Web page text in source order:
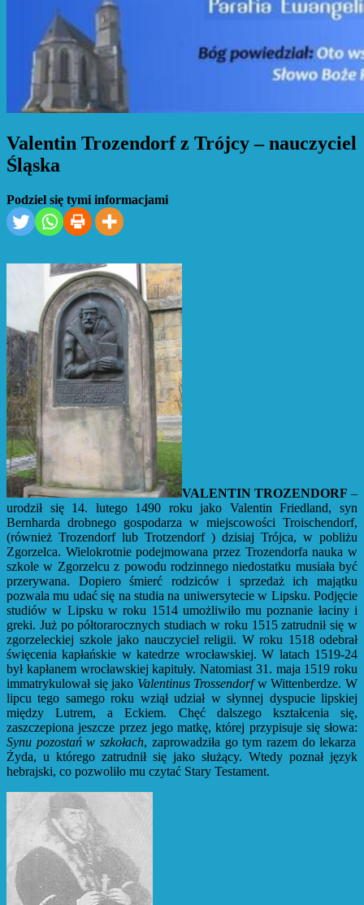
Valentin Trozendorf z Trójcy – nauczyciel
Śląska
Podziel się tymi informacjami
VALENTIN TROZENDORF –
urodził się 14. lutego 1490 roku jako Valentin Friedland, syn
Bernharda drobnego gospodarza w miejscowości Troischendorf,
(również Trozendorf lub Trotzendorf ) dzisiaj Trójca, w pobliżu
Zgorzelca. Wielokrotnie podejmowana przez Trozendorfa nauka w
szkole w Zgorzelcu z powodu rodzinnego niedostatku musiała być
przerywana. Dopiero śmierć rodziców i sprzedaż ich majątku
pozwala mu udać się na studia na uniwersytecie w Lipsku. Podjęcie
studiów w Lipsku w roku 1514 umożliwiło mu poznanie łaciny i
greki. Już po półtorarocznych studiach w roku 1515 zatrudnił się w
zgorzeleckiej szkole jako nauczyciel religii. W roku 1518 odebrał
święcenia kapłańskie w katedrze wrocławskiej. W latach 1519-24
był kapłanem wrocławskiej kapituły. Natomiast 31. maja 1519 roku
immatrykulował się jako Valentinus Trossendorfw Wittenberdze. W
lipcu tego samego roku wziął udział w słynnej dyspucie lipskiej
między Lutrem, a Eckiem. Chęć dalszego kształcenia się,
zaszczepiona jeszcze przez jego matkę, której przypisuje się słowa:
Synu pozostań w szkołach, zaprowadziła go tym razem do lekarza
Żyda, u którego zatrudnił się jako służący. Wtedy poznał język
hebrajski, co pozwoliło mu czytać Stary Testament.